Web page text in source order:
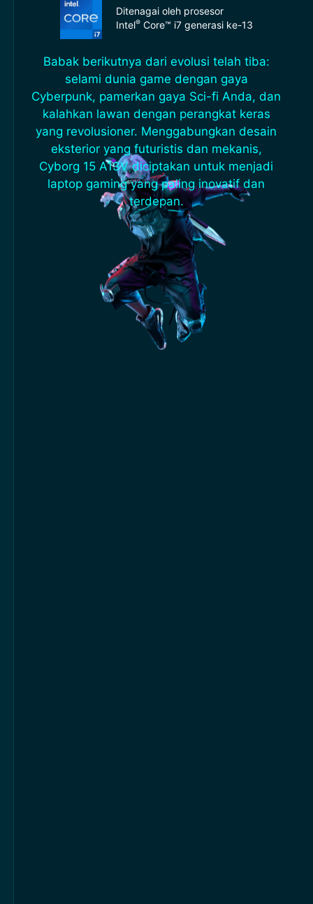
Ditenagai oleh prosesor
Intel®Core™ i7 generasi ke-13
Babak berikutnya dari evolusi telah tiba:
selami dunia game dengan gaya
Cyberpunk, pamerkan gaya Sci-fi Anda, dan
kalahkan lawan dengan perangkat keras
yang revolusioner. Menggabungkan desain
eksterior yang futuristis dan mekanis,
Cyborg 15 A13V diciptakan untuk menjadi
laptop gaming yang paling inovatif dan
terdepan.